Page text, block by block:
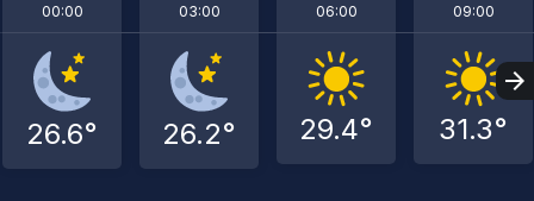
00:00
26.6°
03:00
26.2°
06:00
29.4°
09:00
31.3°